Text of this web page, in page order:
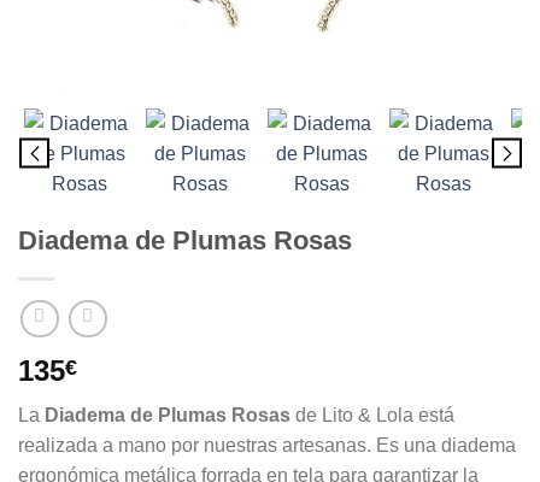
Diadema de Plumas Rosas
135€
La Diadema de Plumas Rosas de Lito & Lola está
realizada a mano por nuestras artesanas. Es una diadema
ergonómica metálica forrada en tela para garantizar la